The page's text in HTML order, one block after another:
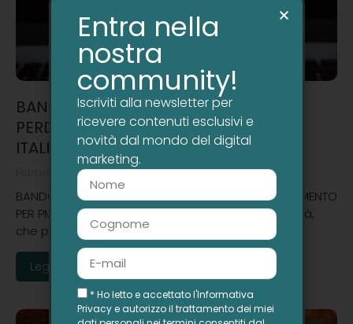
BANDO E-COMMERCE A FONDO
PERDUTO: FINANZIAMENTO PER PMI
ITALIANE FINO AL 40%
Febbraio 21, 2022
BANDO E-COMMERCE A FONDO PERDUTO: FINANZIAMENTO
PER PMI ITALIANE FINO AL 40% Una nuova opportunità,
che prevede un finanziamento a…
Leggi di più
Entra nella
nostra
community!
Iscriviti alla newsletter per
ricevere contenuti esclusivi e
novità dal mondo del digital
marketing.
* Ho letto e accettato l'Informativa
Privacy e autorizzo il trattamento dei miei